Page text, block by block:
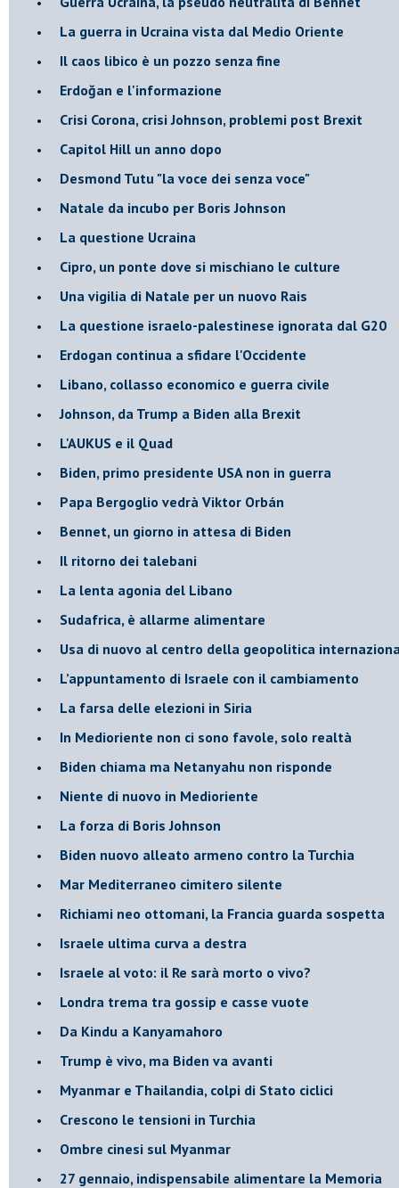
La guerra in Ucraina vista dal Medio Oriente
​Il caos libico è un pozzo senza fine
Erdoğan e l'informazione
Crisi Corona, crisi Johnson, problemi post Brexit
Capitol Hill un anno dopo
Desmond Tutu "la voce dei senza voce"
Natale da incubo per Boris Johnson
La questione Ucraina
Cipro, un ponte dove si mischiano le culture
Una vigilia di Natale per un nuovo Rais
La questione israelo-palestinese ignorata dal G20
Erdogan continua a sfidare l'Occidente
Libano, collasso economico e guerra civile
Johnson, da Trump a Biden alla Brexit
L'AUKUS e il Quad
Biden, primo presidente USA non in guerra
Papa Bergoglio vedrà Viktor Orbán
Bennet, un giorno in attesa di Biden
Il ritorno dei talebani
​La lenta agonia del Libano
Sudafrica, è allarme alimentare
Usa di nuovo al centro della geopolitica
L’appuntamento di Israele con il cambiamento
La farsa delle elezioni in Siria
In Medioriente non ci sono favole, solo realtà
Biden chiama ma Netanyahu non risponde
Niente di nuovo in Medioriente
La forza di Boris Johnson
Biden nuovo alleato armeno contro la Turchia
Mar Mediterraneo cimitero silente
Richiami neo ottomani, la Francia guarda sospetta
Israele ultima curva a destra
Israele al voto: il Re sarà morto o vivo?
Londra trema tra gossip e casse vuote
Da Kindu a Kanyamahoro
Trump è vivo, ma Biden va avanti
Myanmar e Thailandia, colpi di Stato ciclici
Crescono le tensioni in Turchia
Ombre cinesi sul Myanmar
27 gennaio, indispensabile alimentare la Memoria